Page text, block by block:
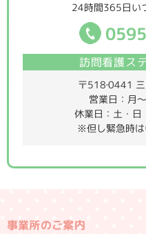
24時間365日い
訪問看護ス
〒518‐0441
営業日：月
休業日：土・日
※但し緊急時は
事業所のご案内